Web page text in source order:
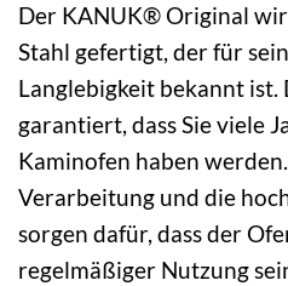
Der KANUK® Original
Stahl gefertigt, der für
Langlebigkeit bekannt ist.
garantiert, dass Sie viele
Kaminofen haben
Verarbeitung und die
sorgen dafür, dass der
regelmäßiger Nutzung